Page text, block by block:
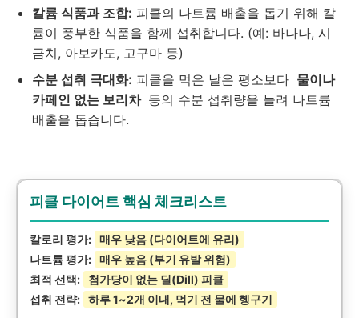
칼륨 식품과 조합: 피클의 나트륨 배출을 돕기 위해 칼
륨이 풍부한 식품을 함께 섭취합니다. (예: 바나나, 시
금치, 아보카도, 고구마 등)
수분 섭취 극대화: 피클을 먹은 날은 평소보다 물이나
카페인 없는 보리차 등의 수분 섭취량을 늘려 나트륨
배출을 돕습니다.
피클 다이어트 핵심 체크리스트
칼로리 평가: 매우 낮음 (다이어트에 유리)
나트륨 평가: 매우 높음 (부기 유발 위험)
최적 선택:
첨가당이 없는 딜(Dill) 피클
섭취 전략: 하루 1~2개 이내, 먹기 전 물에 헹구기